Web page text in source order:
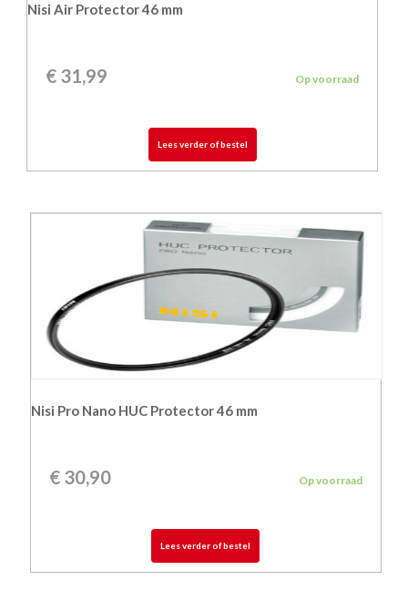
Nisi Air Protector 46 mm
€ 31,99 Op voorraad
Lees verder of bestel
Nisi Pro Nano HUC Protector 46 mm
€30,90 Op voorraad
Lees verder of bestel